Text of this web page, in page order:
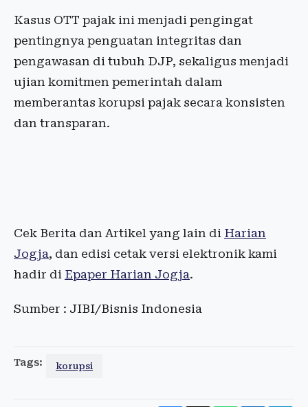
Kasus OTT pajak ini menjadi pengingat
pentingnya penguatan integritas dan
pengawasan di tubuh DJP, sekaligus menjadi
ujian komitmen pemerintah dalam
memberantas korupsi pajak secara konsisten
dan transparan.
Cek Berita dan Artikel yang lain di Harian
Jogja, dan edisi cetak versi elektronik kami
hadir di Epaper Harian Jogja.
Sumber : JIBI/Bisnis Indonesia
Tags: korupsi